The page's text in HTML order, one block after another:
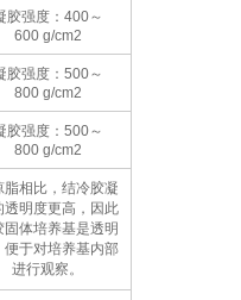
胶强度：400～
600 g/cm2
胶强度：500～
800 g/cm2
胶强度：500～
800 g/cm2
脂相比，结冷胶凝
透明度更高，因此
固体培养基是透明
便于对培养基内部
进行观察。